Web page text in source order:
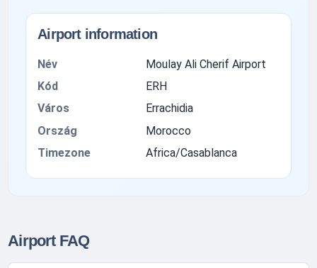
Airport information
Név
Moulay Ali Cherif Airport
Kód
ERH
Város
Errachidia
Ország
Morocco
Timezone
Africa/Casablanca
Airport FAQ